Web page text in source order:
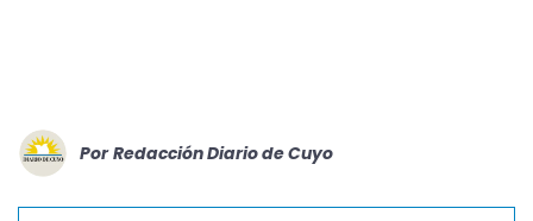
Por Redacción Diario de Cuyo